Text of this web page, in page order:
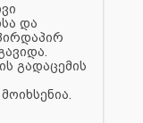
და
გადაცემის